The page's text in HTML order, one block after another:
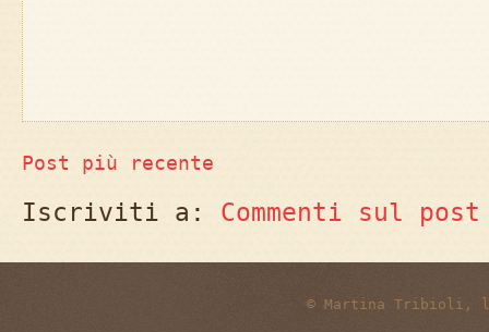
Post più recente
Iscriviti a: Commenti sul
© Martina Tribioli,